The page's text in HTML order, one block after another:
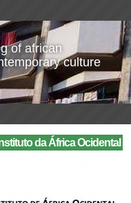
of african
culture
da África Ocidental